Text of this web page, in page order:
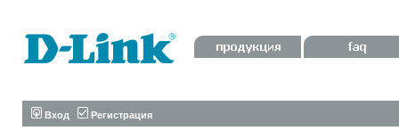
Вход Регистрация